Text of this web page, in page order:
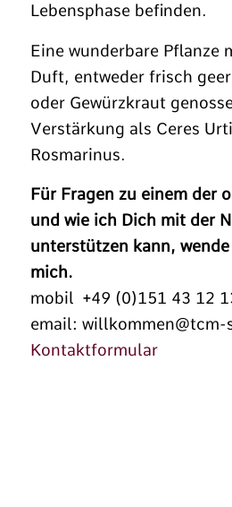
Lebensphase befinden.
Eine wunderbare Pflanze
Duft, entweder frisch
oder Gewürzkraut
Verstärkung als Ceres
Rosmarinus.
Für Fragen zu einem der
und wie ich Dich mit der
unterstützen kann,
mich.
mobil +49 (0)151 43 12
email:
Kontaktformular